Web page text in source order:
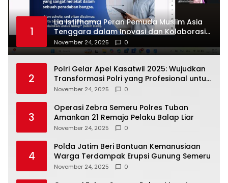
1
Lia Istifhama Peran Pemuda Muslim Asia
Tenggara dalam Inovasi dan Kolaborasi
Internasional
November 24, 2025 0
2
Polri Gelar Apel Kasatwil 2025: Wujudkan
Transformasi Polri yang Profesional untuk
Masyarakat
November 24, 2025 0
3
Operasi Zebra Semeru Polres Tuban
Amankan 21 Remaja Pelaku Balap Liar
November 24, 2025 0
4
Polda Jatim Beri Bantuan Kemanusiaan
Warga Terdampak Erupsi Gunung Semeru
November 24, 2025 0